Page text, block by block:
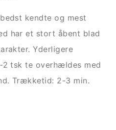
kendte og mest
har et stort åbent blad
Yderligere
2 tsk te overhældes med
Trækketid: 2-3 min.